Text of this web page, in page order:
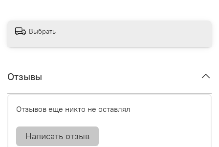
Выбрать
Отзывы
Отзывов еще никто не оставлял
Написать отзыв